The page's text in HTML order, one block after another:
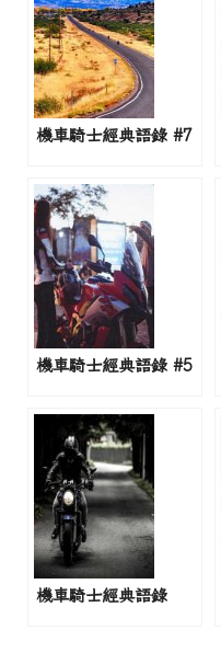
機車騎士經典語錄 #7
機車騎士經典語錄 #5
機車騎士經典語錄